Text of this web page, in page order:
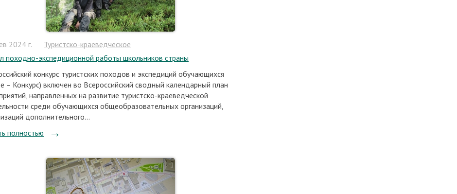
2024 г.
Туристско-краеведческое
походно-экспедиционной работы школьников страны
конкурс туристских походов и экспедиций обучающихся
– Конкурс) включен во Всероссийский сводный календарный план
направленных на развитие туристско-краеведческой
среди обучающихся общеобразовательных организаций,
дополнительного...
полностью